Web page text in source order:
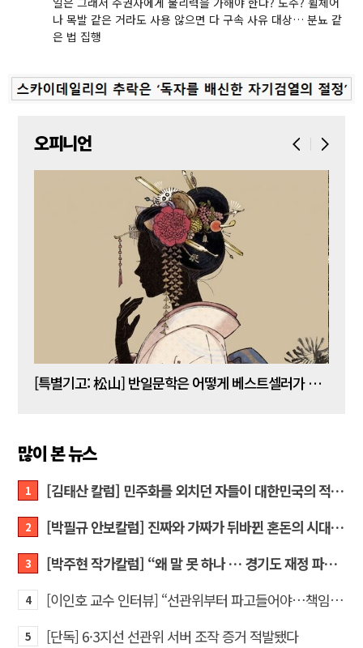
나 목발 같은 거라도 사용 않으면 다 구속 사유 대상… 분뇨 같
은 법 집행
오피니언
[특별기고: 松山] 반일문학은 어떻게 베스트셀러가 되는가?
많이 본 뉴스
1 [김태산 칼럼] 민주화를 외치던 자들이 대한민국의 적이고 간첩이었다
2 [박필규 안보칼럼] 진짜와 가짜가 뒤바뀐 혼돈의 시대, 안보 파탄은 막아야
3 [박주현 작가칼럼] “왜 말 못 하나 … 경기도 재정 파탄의 진짜 원인을”
4 [이인호 교수 인터뷰] “선관위부터 파고들어야…책임자 직접 고발하라”
5 [단독] 6·3지선 선관위 서버 조작 증거 적발됐다